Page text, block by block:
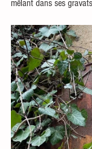
mêlant dans ses